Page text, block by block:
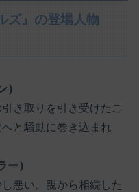
ズ』の登場人物
）
き取りを引き受けたこ
と騒動に巻き込まれ
ー）
悪い。親から相続した